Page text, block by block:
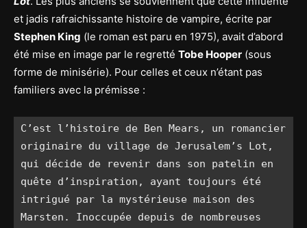
et jadis rafraichissante histoire de vampire, écrite par
Stephen King (le roman est paru en 1975), avait d’abord
été mise en image par le regretté Tobe Hooper (sous
forme de minisérie). Pour celles et ceux n’étant pas
familiers avec la prémisse :
C’est l’histoire de Ben Mears, un romancier
originaire du village de Jerusalem’s Lot,
qui décide de revenir dans son patelin en
quête d’inspiration, ayant toujours été
intrigué par la mystérieuse maison des
Marsten. Inoccupée depuis de nombreuses